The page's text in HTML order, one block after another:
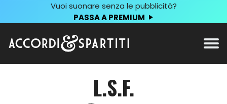
Vuoi suonare senza le pubblicità?
PASSA A PREMIUM
L.S.F.